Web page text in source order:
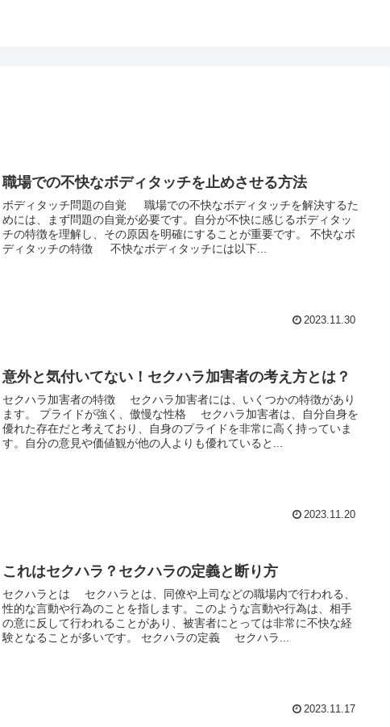
職場での不快なボディタッチを止めさせる方法
ボディタッチ問題の自覚 職場での不快なボディタッチを解決するた
めには、まず問題の自覚が必要です。自分が不快に感じるボディタッ
チの特徴を理解し、その原因を明確にすることが重要です。 不快なボ
ディタッチの特徴 不快なボディタッチには以下...
2023.11.30
意外と気付いてない！セクハラ加害者の考え方とは？
セクハラ加害者の特徴 セクハラ加害者には、いくつかの特徴があり
ます。 プライドが強く、傲慢な性格 セクハラ加害者は、自分自身を
優れた存在だと考えており、自身のプライドを非常に高く持っていま
す。自分の意見や価値観が他の人よりも優れていると...
2023.11.20
これはセクハラ？セクハラの定義と断り方
セクハラとは セクハラとは、同僚や上司などの職場内で行われる、
性的な言動や行為のことを指します。このような言動や行為は、相手
の意に反して行われることがあり、被害者にとっては非常に不快な経
験となることが多いです。 セクハラの定義 セクハラ...
2023.11.17